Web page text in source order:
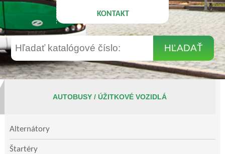
KONTAKT
AUTOBUSY / ÚŽITKOVÉ VOZIDLÁ
Alternátory
Štartéry